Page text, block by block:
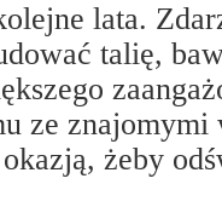
lata.
talię,
ze
żeby